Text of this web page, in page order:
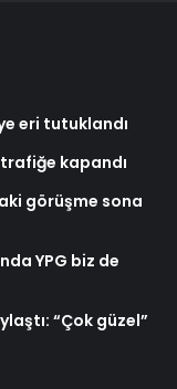
eri tutuklandı
kapandı
görüşme sona
YPG biz de
“Çok güzel”